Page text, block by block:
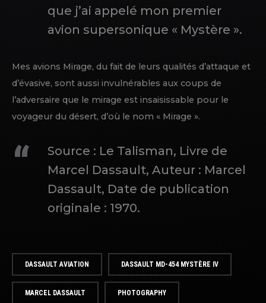
que j’ai appelé mon premier
avion supersonique « Mystère ».
Mes avions Mirage, du fait de leurs qualités d’attaque et
d’évasive, sont aussi invulnérables aux coups de
l’adversaire que le mirage est insaisissable pour le
voyageur du désert, d’où le nom « Mirage ».
Source : Le Talisman, Livre de
Marcel Dassault, Auteur : Marcel
Dassault, Date de publication
originale : 1970.
DASSAULT AVIATION DASSAULT MD-454 MYSTÈRE IV
MARCEL DASSAULT PHOTOGRAPHY